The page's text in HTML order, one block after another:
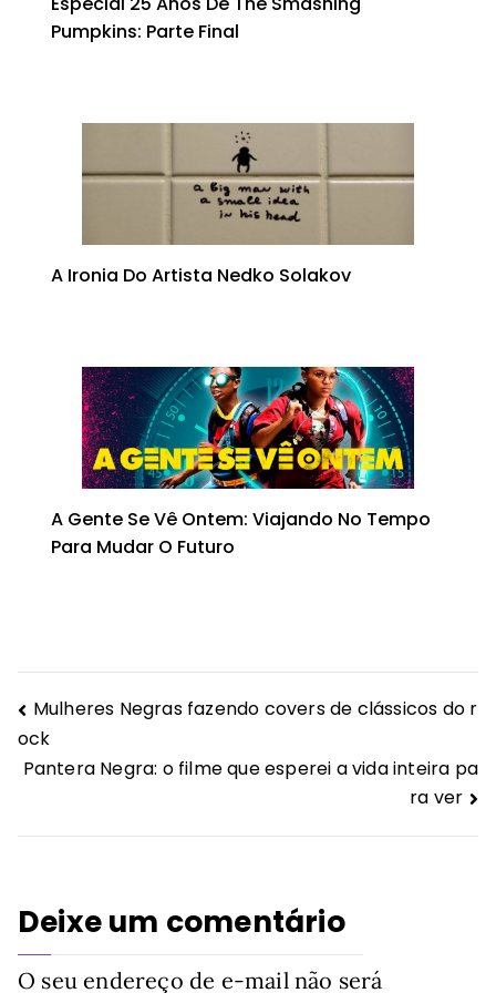
Pumpkins: Parte Final
A Ironia Do Artista Nedko Solakov
A Gente Se Vê Ontem: Viajando No Tempo
Para Mudar O Futuro
Navegação
de
Mulheres Negras fazendo covers de clássicos do r
ock
Pantera Negra: o filme que esperei a vida inteira pa
ra ver
Deixe um comentário
O seu endereço de e-mail não será